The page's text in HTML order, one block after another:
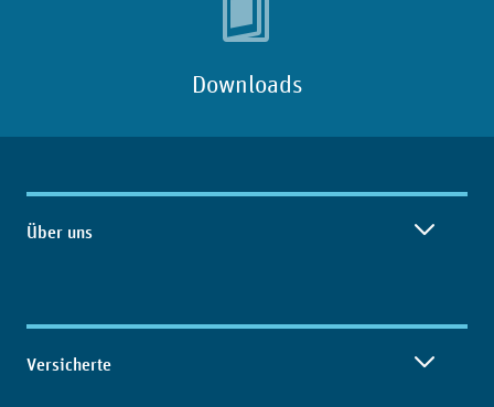
Downloads
Inhaltsübersicht
Über uns
Versicherte